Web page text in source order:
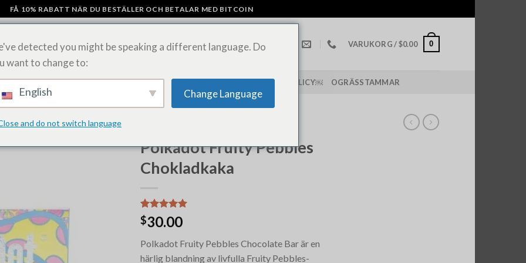
FÅ 10% RABATT NÄR DU BESTÄLLER OCH BETALAR MED BITCOIN
VARUKORG /$0.00 0
CHOKLADKAKOR MED SVAMP KÖP LSD-ARK ONLINE SHIPPING POLICY￼ OGRÄSSTAMMAR
Polkadot Fruity Pebbles
Chokladkaka
Betygsatt
5.00av 5
6
kundrecensioner
$30.00
Polkadot Fruity Pebbles Chocolate Bar är en
härlig blandning av livfulla Fruity Pebbles-
detected you might be speaking a different language. Do
want to change to:
English Change Language
and do not switch language